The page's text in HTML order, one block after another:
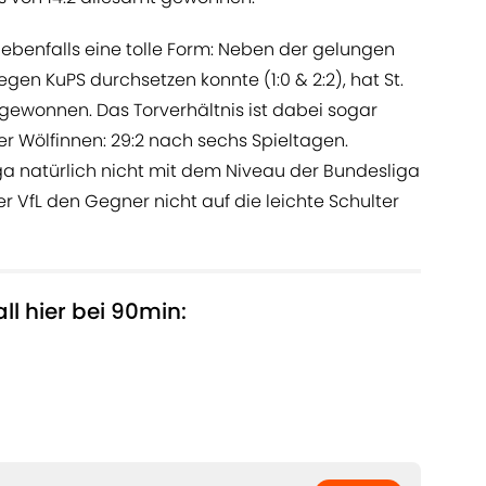
eine tolle Form: Neben der gelungen
KuPS durchsetzen konnte (1:0 & 2:2), hat St.
Das Torverhältnis ist dabei sogar
Wölfinnen: 29:2 nach sechs Spieltagen.
natürlich nicht mit dem Niveau der Bundesliga
VfL den Gegner nicht auf die leichte Schulter
hier bei 90min: